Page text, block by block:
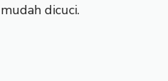
dicuci.